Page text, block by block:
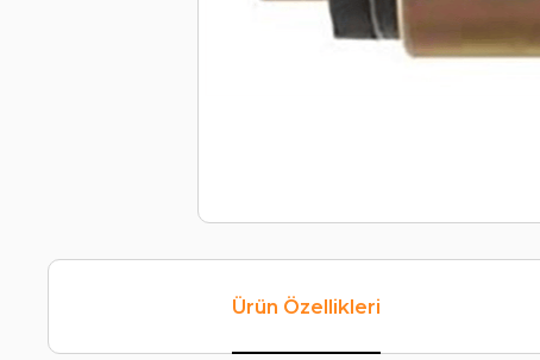
Ürün Özellikleri